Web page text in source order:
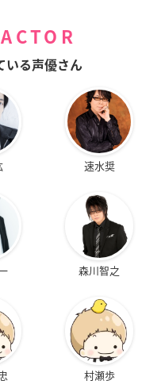
いる声優さん
速水奨
森川智之
村瀬歩